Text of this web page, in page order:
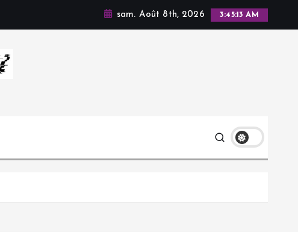
sam. Août 8th, 2026 3:45:14 AM